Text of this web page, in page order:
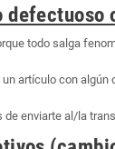
defectuoso
todo salga
artículo con algún
de enviarte al/la